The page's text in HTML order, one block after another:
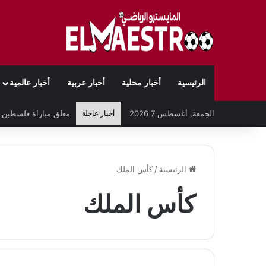
الرئيسية أخبار محلية أخبار عربية أخبار عالمية
الجمعة, أغسطس 7 2026 أخبار عاجلة
الرئيسية / كأس الملك
كأس الملك